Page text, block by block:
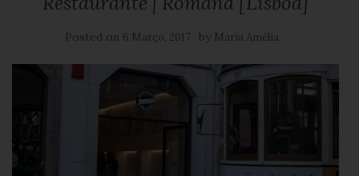
Posted on 6 Março, 2017 by Maria Amélia